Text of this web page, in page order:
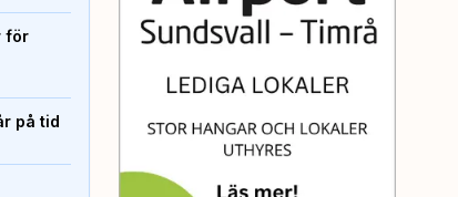
för
på tid